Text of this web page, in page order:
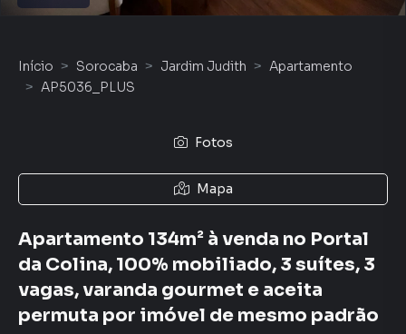
Início Sorocaba Jardim Judith
Apartamento
AP5036_PLUS
Fotos
Mapa
Apartamento 134m² à venda no Portal
da Colina, 100% mobiliado, 3 suítes, 3
vagas, varanda gourmet e aceita
permuta por imóvel de mesmo padrão